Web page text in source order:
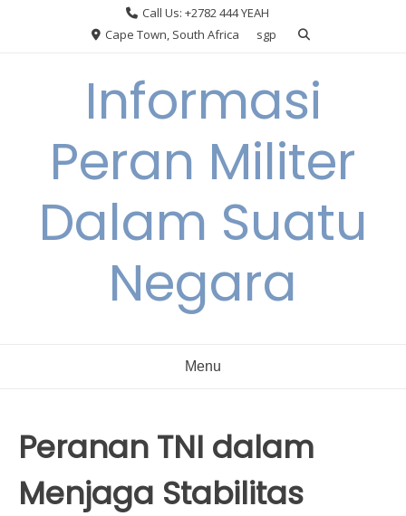
Call Us: +2782 444 YEAH
Cape Town, South Africa
sgp
Informasi
Peran Militer
Dalam Suatu
Negara
Menu
Peranan TNI dalam
Menjaga Stabilitas